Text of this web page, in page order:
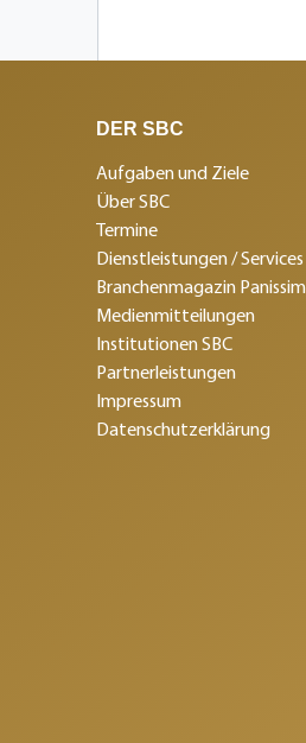
DER SBC
Aufgaben und Ziele
Über SBC
Termine
Dienstleistungen / Services
Branchenmagazin
Medienmitteilungen
Institutionen SBC
Partnerleistungen
Impressum
Datenschutzerklärung